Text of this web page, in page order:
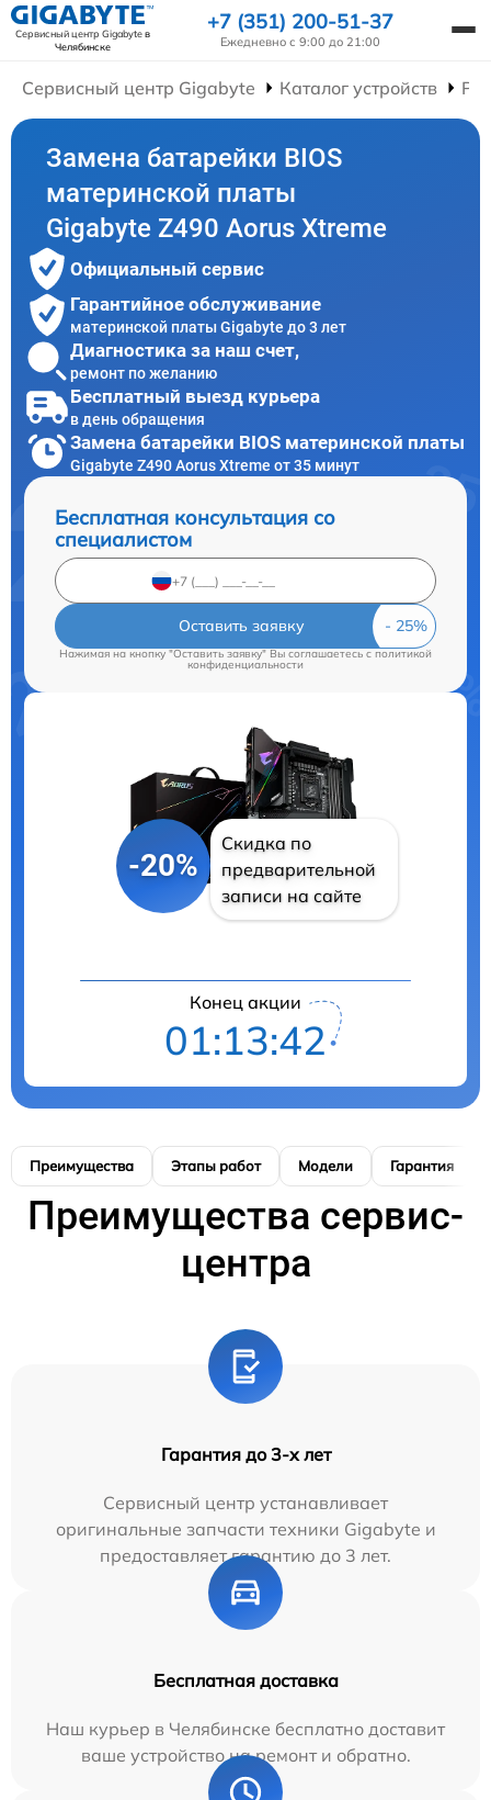
Сервисный центр Gigabyteв
Челябинске
+7 (351) 200-51-37
Ежедневно с 9:00 до 21:00
Сервисный центр Gigabyte Каталог устройств
Замена батарейки BIOS
материнской платы
Gigabyte Z490 Aorus Xtreme
Официальный сервис
Гарантийное обслуживание
материнской платы Gigabyte до 3 лет
Диагностика за наш счет,
ремонт по желанию
Бесплатный выезд курьера
в день обращения
Замена батарейки BIOS материнской платы
Gigabyte Z490 Aorus Xtreme от 35 минут
Бесплатная консультация со
специалистом
Оставить заявку
Нажимая на кнопку "Оставить заявку" Вы соглашаетесь c политикой
конфиденциальности
-20%
Скидка по
предварительной
записи на сайте
Конец акции
01:13:41
Преимущества Этапы работ Модели Гарантия
Преимущества сервис-
центра
Гарантия до 3-х лет
Сервисный центр устанавливает
оригинальные запчасти техники Gigabyte и
предоставляет гарантию до 3 лет.
Бесплатная доставка
Наш курьер в Челябинске бесплатно доставит
ваше устройство на ремонт и обратно.